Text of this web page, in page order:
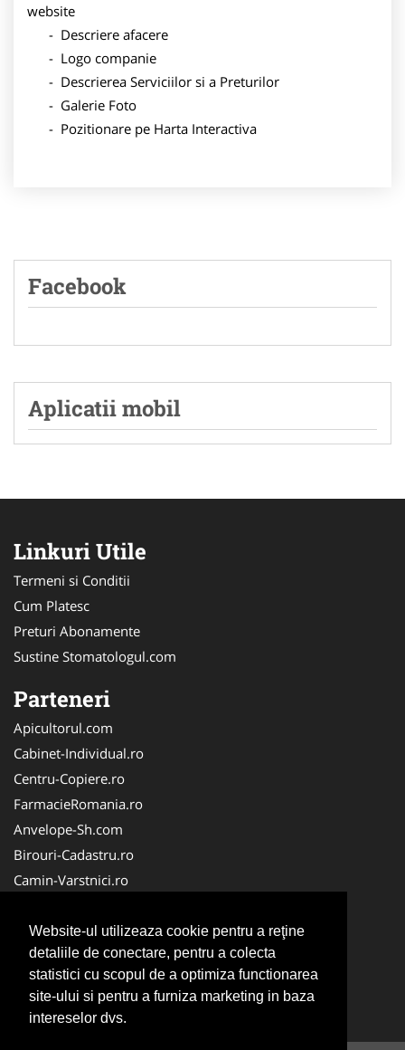
Website-ul utilizeaza cookie pentru a reţine
detaliile de conectare, pentru a colecta
statistici cu scopul de a optimiza functionarea
site-ului si pentru a furniza marketing in baza
intereselor dvs.
website
- Descriere afacere
- Logo companie
- Descrierea Serviciilor si a Preturilor
- Galerie Foto
- Pozitionare pe Harta Interactiva
Facebook
Aplicatii mobil
Linkuri Utile
Termeni si Conditii
Cum Platesc
Preturi Abonamente
Sustine Stomatologul.com
Parteneri
Apicultorul.com
Cabinet-Individual.ro
Centru-Copiere.ro
FarmacieRomania.ro
Anvelope-Sh.com
Birouri-Cadastru.ro
Camin-Varstnici.ro
Cabinet-Ginecologic.ro
Cabinet-Psihologie.com
Clinica-Privata.ro
InchiriereToaleteEcologice.ro